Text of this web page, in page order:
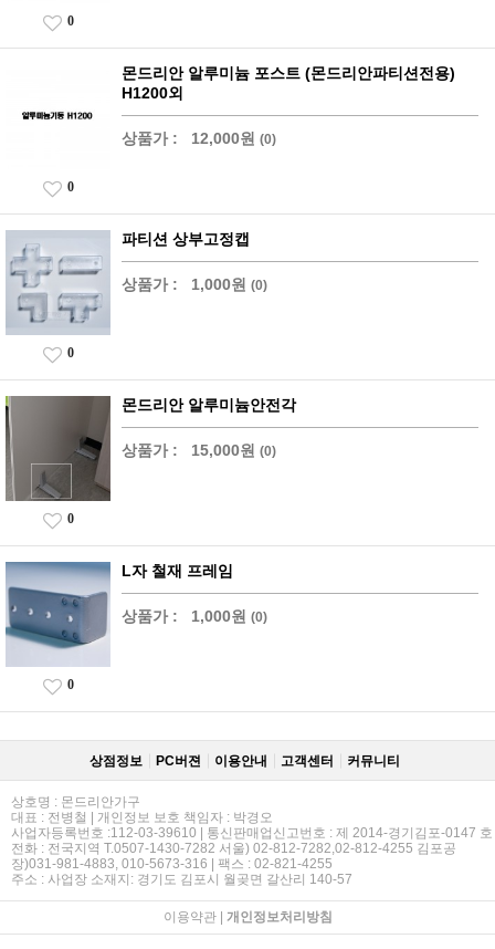
0
몬드리안 알루미늄 포스트 (몬드리안파티션전용)
H1200외
상품가 : 12,000원 (0)
0
파티션 상부고정캡
상품가 : 1,000원 (0)
0
몬드리안 알루미늄안전각
상품가 : 15,000원 (0)
0
L자 철재 프레임
상품가 : 1,000원 (0)
0
상점정보 PC버젼 이용안내 고객센터 커뮤니티
상호명 : 몬드리안가구
대표 : 전병철 | 개인정보 보호 책임자 : 박경오
사업자등록번호 :112-03-39610 | 통신판매업신고번호 : 제 2014-경기김포-0147 호
전화 : 전국지역 T.0507-1430-7282 서울) 02-812-7282,02-812-4255 김포공
장)031-981-4883, 010-5673-316 | 팩스 : 02-821-4255
주소 : 사업장 소재지: 경기도 김포시 월곶면 갈산리 140-57
이용약관| 개인정보처리방침